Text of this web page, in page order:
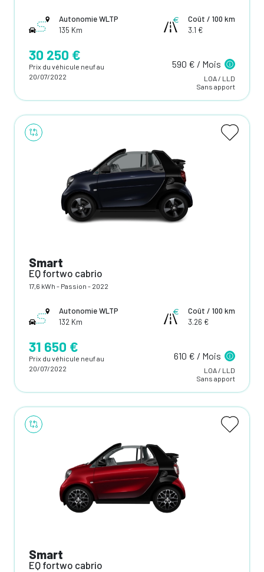
Autonomie WLTP
135 Km
Coût / 100 km
3.1 €
30 250 €
Prix du véhicule neuf au
20/07/2022
590 € / Mois
LOA / LLD
Sans apport
Smart
EQ fortwo cabrio
17,6 kWh - Passion - 2022
Autonomie WLTP
132 Km
Coût / 100 km
3.26 €
31 650 €
Prix du véhicule neuf au
20/07/2022
610 € / Mois
LOA / LLD
Sans apport
Smart
EQ fortwo cabrio